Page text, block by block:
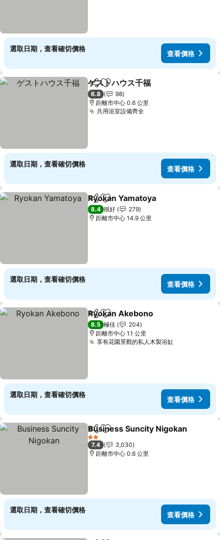
選取日期，查看確切價格
查看價格
分享 放到收藏夾
ゲストハウス千福
6.8
98
距離市中心 0.6 公里
共用浴室設備齊全
選取日期，查看確切價格
查看價格
分享 放到收藏夾
Ryokan Yamatoya
8.4 很好
279
距離市中心 14.9 公里
選取日期，查看確切價格
查看價格
分享 放到收藏夾
Ryokan Akebono
8.5 極佳
204
距離市中心 1.1 公里
享有花園景觀的私人木製浴缸
選取日期，查看確切價格
查看價格
分享 放到收藏夾
Business Suncity Nigokan
2 星級
7.4
3,030
距離市中心 0.6 公里
選取日期，查看確切價格
查看價格